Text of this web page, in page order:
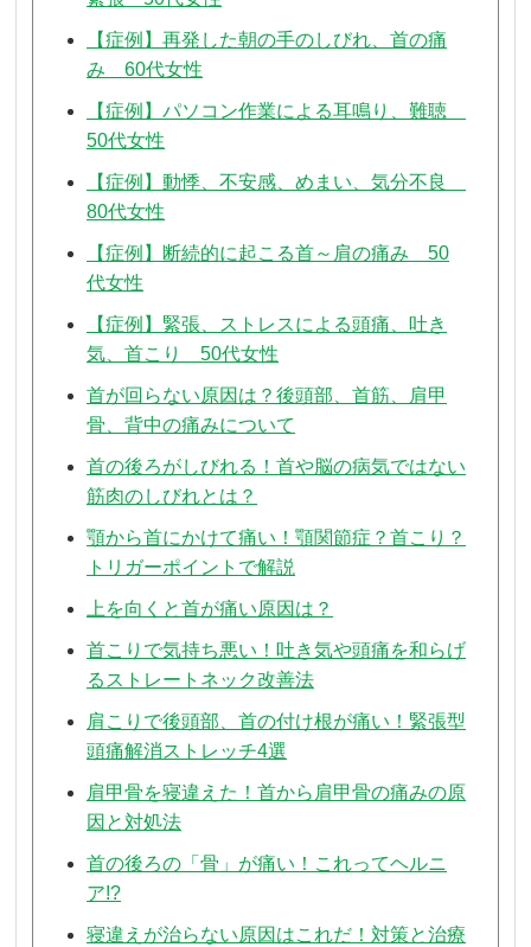
【症例】再発した朝の手のしびれ、首の痛
み 60代女性
【症例】パソコン作業による耳鳴り、難聴
50代女性
【症例】動悸、不安感、めまい、気分不良
80代女性
【症例】断続的に起こる首～肩の痛み 50
代女性
【症例】緊張、ストレスによる頭痛、吐き
気、首こり 50代女性
首が回らない原因は？後頭部、首筋、肩甲
骨、背中の痛みについて
首の後ろがしびれる！首や脳の病気ではない
筋肉のしびれとは？
顎から首にかけて痛い！顎関節症？首こり？
トリガーポイントで解説
上を向くと首が痛い原因は？
首こりで気持ち悪い！吐き気や頭痛を和らげ
るストレートネック改善法
肩こりで後頭部、首の付け根が痛い！緊張型
頭痛解消ストレッチ4選
肩甲骨を寝違えた！首から肩甲骨の痛みの原
因と対処法
首の後ろの「骨」が痛い！これってヘルニ
ア!?
寝違えが治らない原因はこれだ！対策と治療